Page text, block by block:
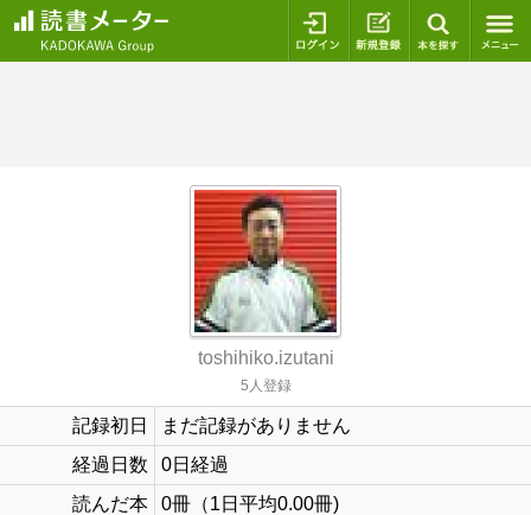
ログイン 新規登録
toshihiko.izutani
5人登録
記録初日
まだ記録がありません
経過日数
0日経過
読んだ本
0冊（1日平均0.00冊)